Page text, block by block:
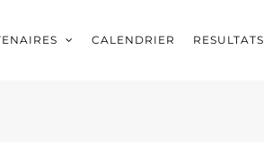
CALENDRIER RESULTATS